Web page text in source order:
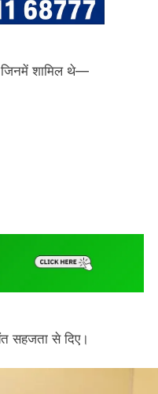
जिनमें शामिल थे—
सहजता से दिए।